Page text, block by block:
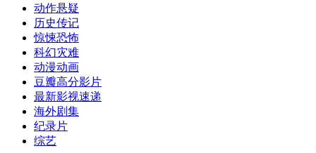
动作悬疑
历史传记
惊悚恐怖
科幻灾难
动漫动画
豆瓣高分影片
最新影视速递
海外剧集
纪录片
综艺